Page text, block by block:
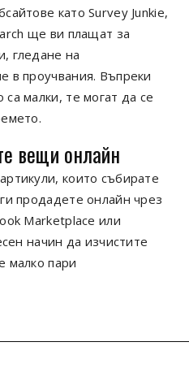
като Survey Junkie,
ще ви плащат за
гледане на
в проучвания. Въпреки
малки, те могат да се
вещи онлайн
които събирате
продадете онлайн чрез
Marketplace или
начин да изчистите
малко пари